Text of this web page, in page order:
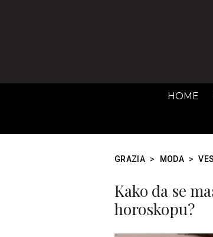
HOME
GRAZIA > MODA >
Kako da se
horoskopu?